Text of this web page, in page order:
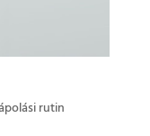
rutin